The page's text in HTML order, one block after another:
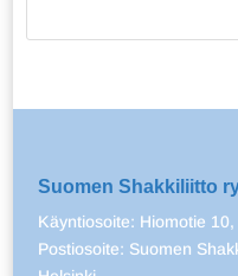
Suomen Shakkiliitto
Käyntiosoite: Hiomotie
Postiosoite: Suomen